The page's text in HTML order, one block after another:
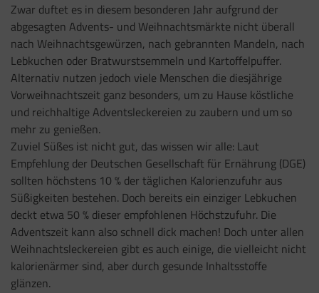
Zwar duftet es in diesem besonderen Jahr aufgrund der
abgesagten Advents- und Weihnachtsmärkte nicht überall
nach Weihnachtsgewürzen, nach gebrannten Mandeln, nach
Lebkuchen oder Bratwurstsemmeln und Kartoffelpuffer.
Alternativ nutzen jedoch viele Menschen die diesjährige
Vorweihnachtszeit ganz besonders, um zu Hause köstliche
und reichhaltige Adventsleckereien zu zaubern und um so
mehr zu genießen.
Zuviel Süßes ist nicht gut, das wissen wir alle: Laut
Empfehlung der Deutschen Gesellschaft für Ernährung (DGE)
sollten höchstens 10 % der täglichen Kalorienzufuhr aus
Süßigkeiten bestehen. Doch bereits ein einziger Lebkuchen
deckt etwa 50 % dieser empfohlenen Höchstzufuhr. Die
Adventszeit kann also schnell dick machen! Doch unter allen
Weihnachtsleckereien gibt es auch einige, die vielleicht nicht
kalorienärmer sind, aber durch gesunde Inhaltsstoffe
glänzen.